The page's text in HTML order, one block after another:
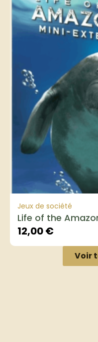
Jeux de société
Life of the
12,00€
Voir